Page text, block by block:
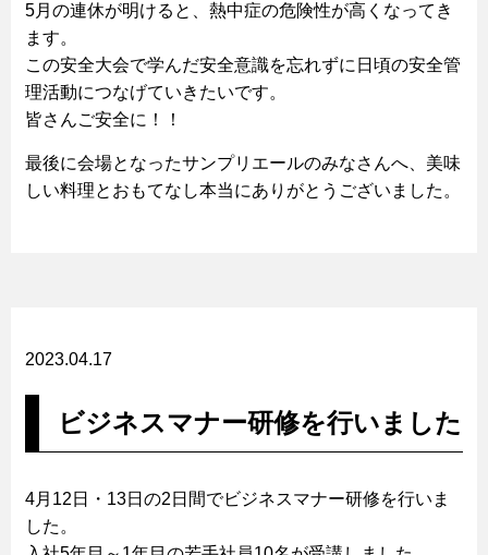
5月の連休が明けると、熱中症の危険性が高くなってき
ます。
この安全大会で学んだ安全意識を忘れずに日頃の安全管
理活動につなげていきたいです。
皆さんご安全に！！
最後に会場となったサンプリエールのみなさんへ、美味
しい料理とおもてなし本当にありがとうございました。
2023.04.17
ビジネスマナー研修を行いました
4月12日・13日の2日間でビジネスマナー研修を行いま
した。